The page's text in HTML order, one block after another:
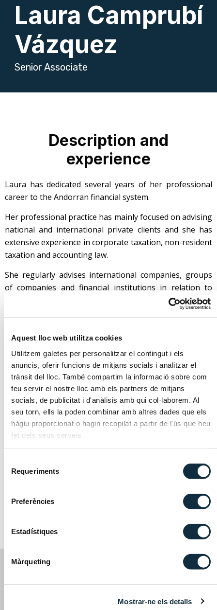
Aquest lloc web utilitza cookies
Utilitzem galetes per personalitzar el contingut i els
anuncis, oferir funcions de mitjans socials i analitzar el
trànsit del lloc. També compartim la informació sobre com
feu servir el nostre lloc amb els partners de mitjans
socials, de publicitat i d'anàlisis amb qui col·laborem. Al
seu torn, ells la poden combinar amb altres dades que els
hàgiu proporcionat o hagin recopilat a partir de l'ús que heu
fet dels seus serveis.
Requeriments
Preferències
Estadístiques
Màrqueting
Mostrar-ne els detalls
Laura Camprubí
Vázquez
Senior Associate
Description and
experience
Laura has dedicated several years of her professional
career to the Andorran financial system.
Her professional practice has mainly focused on advising
national and international private clients and she has
extensive experience in corporate taxation, non-resident
taxation and accounting law.
She regularly advises international companies, groups
of companies and financial institutions in relation to
general tax planning strategies, corporate tax, indirect
Laura assists the team in all areas of her practice, in
particular helping to advise individuals and companies
on tax reporting, local taxation and taxation associated
with financial products.
Education
Professional associations and
memberships
Languages